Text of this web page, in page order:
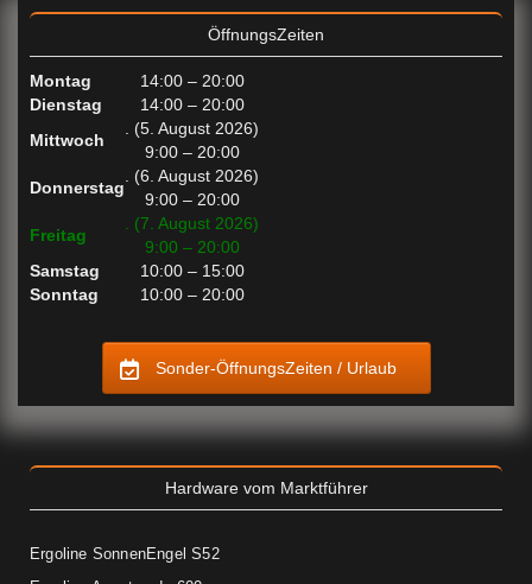
ÖffnungsZeiten
Montag
14:00 – 20:00
Dienstag
14:00 – 20:00
Mittwoch
. (5. August 2026)
9:00 – 20:00
Donnerstag
. (6. August 2026)
9:00 – 20:00
Freitag
. (7. August 2026)
9:00 – 20:00
Samstag
10:00 – 15:00
Sonntag
10:00 – 20:00
Sonder-ÖffnungsZeiten / Urlaub
Hardware vom Marktführer
Ergoline SonnenEngel S52